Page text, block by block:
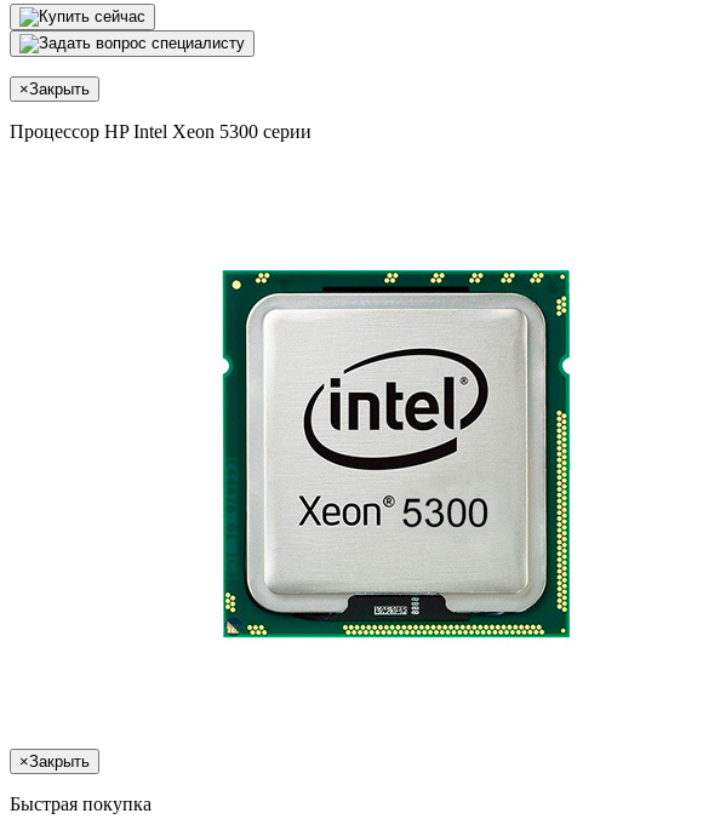
×Закрыть
Процессор HP Intel Xeon 5300 серии
×Закрыть
Быстрая покупка